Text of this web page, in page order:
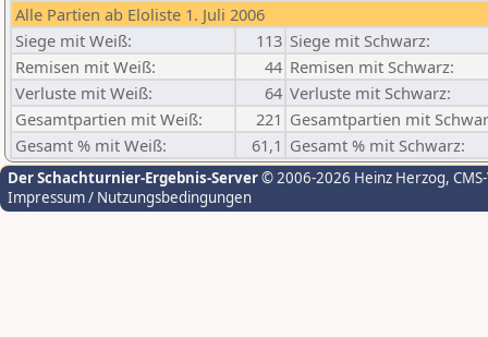
Alle Partien ab Eloliste 1. Juli 2006
Siege mit Weiß:
113 Siege mit Schwarz:
Remisen mit Weiß:
44 Remisen mit Schwarz:
Verluste mit Weiß:
64 Verluste mit Schwarz:
Gesamtpartien mit Weiß:
221 Gesamtpartien mit
Gesamt % mit Weiß:
61,1 Gesamt % mit Schwarz:
Der Schachturnier-Ergebnis-Server© 2006-2026 Heinz Herzog,
Impressum / Nutzungsbedingungen